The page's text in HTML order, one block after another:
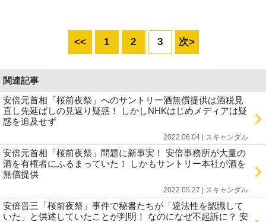
<< 1 2 3 次>
関連記事
安倍元首相「桜前夜祭」へのサントリー酒無償提供は酒税見
直し先延ばしの見返り疑惑！ しかしNHKはじめメディアは疑
惑を追及せず
2022.06.04 | スキャンダル
安倍元首相「桜前夜祭」問題に新事実！ 安倍事務所が大量の
酒を有権者にふるまっていた！ しかもサントリー本社が酒を
無償提供
2022.05.27 | スキャンダル
安倍晋三「桜前夜祭」事件で秘書たちが「違法性を認識して
いた」と供述していたことが判明！ なのになぜ不起訴に？ 安